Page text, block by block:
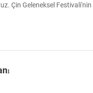
Çin Geleneksel
Ocak'tan" bir tatil olacağını
festivalinden sonraki ilk iş